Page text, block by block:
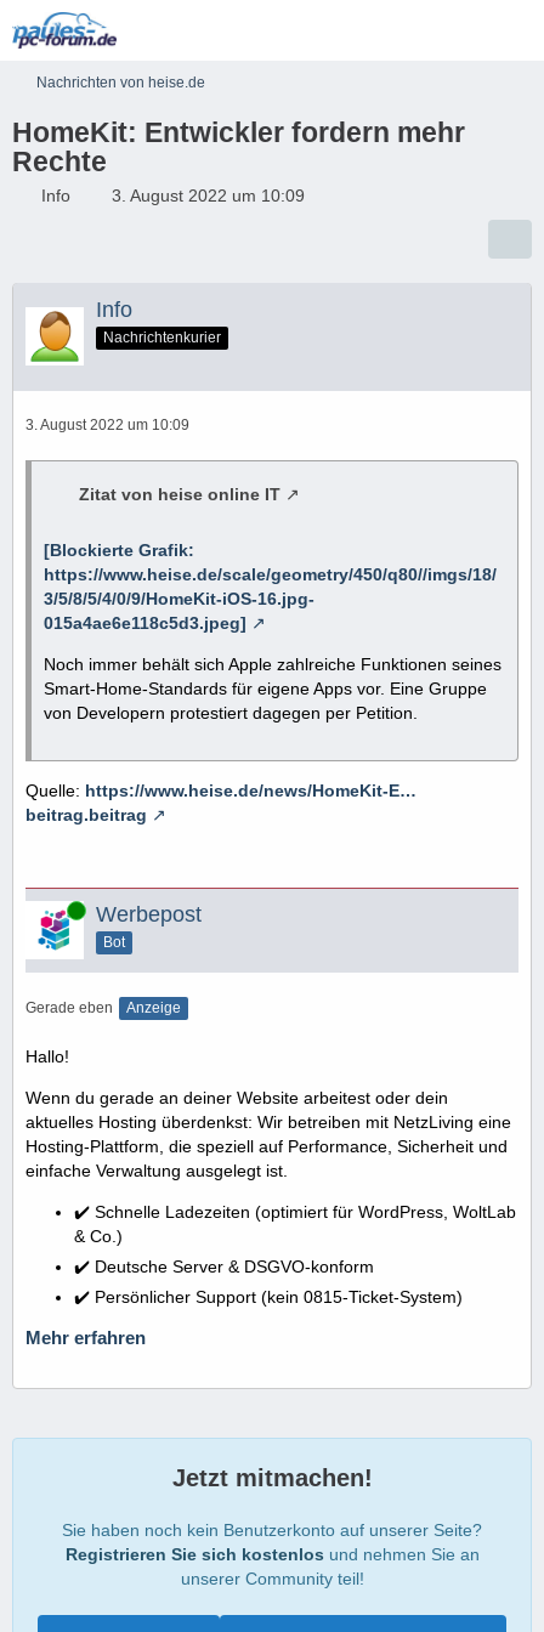
Nachrichten von heise.de
HomeKit: Entwickler fordern mehr
Rechte
Info 3. August 2022 um 10:09
Info
Nachrichtenkurier
3. August 2022 um 10:09
Zitat von heise online IT
[Blockierte Grafik:
https://www.heise.de/scale/geometry/450/q80//imgs/18/
3/5/8/5/4/0/9/HomeKit-iOS-16.jpg-
015a4ae6e118c5d3.jpeg]
Noch immer behält sich Apple zahlreiche Funktionen seines
Smart-Home-Standards für eigene Apps vor. Eine Gruppe
von Developern protestiert dagegen per Petition.
Quelle: https://www.heise.de/news/HomeKit-E…
beitrag.beitrag
Online Werbepost
Bot
Gerade eben Anzeige
Hallo!
Wenn du gerade an deiner Website arbeitest oder dein
aktuelles Hosting überdenkst: Wir betreiben mit NetzLiving eine
Hosting-Plattform, die speziell auf Performance, Sicherheit und
einfache Verwaltung ausgelegt ist.
✔️ Schnelle Ladezeiten (optimiert für WordPress, WoltLab
& Co.)
✔️ Deutsche Server & DSGVO-konform
✔️ Persönlicher Support (kein 0815-Ticket-System)
Mehr erfahren
Jetzt mitmachen!
Sie haben noch kein Benutzerkonto auf unserer Seite?
Registrieren Sie sich kostenlos und nehmen Sie an
unserer Community teil!